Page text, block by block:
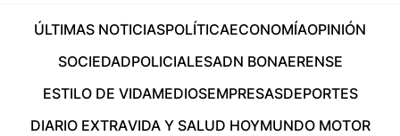
ÚLTIMAS NOTICIASPOLÍTICAECONOMÍAOPINIÓN
SOCIEDADPOLICIALESADN BONAERENSE
ESTILO DE VIDAMEDIOSEMPRESASDEPORTES
DIARIO EXTRAVIDA Y SALUD HOYMUNDO MOTOR